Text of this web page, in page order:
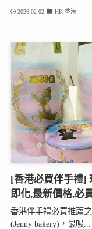
2026-02-02 HK-香港
[香港必買伴手禮]
即化,最新價格,必
香港伴手禮必買推薦
(Jenny bakery)，最吸...